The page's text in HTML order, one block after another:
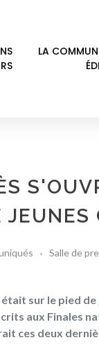
LA
JEUNES
Salle de
sur le pied
aux Finales
ces deux